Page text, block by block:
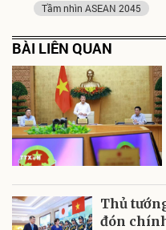
Tầm nhìn ASEAN 2045
BÀI LIÊN QUAN
Thủ
đón